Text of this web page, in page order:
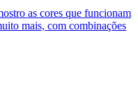
as cores que funcionam
mais, com combinações